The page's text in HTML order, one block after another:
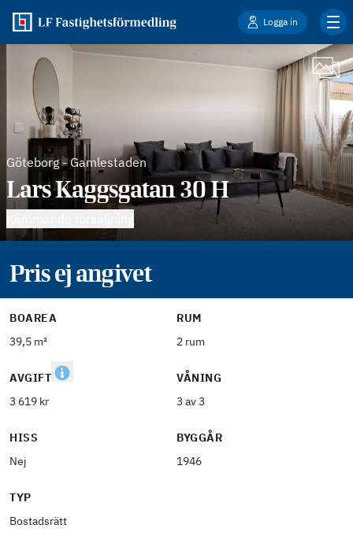
Logga in
Göteborg- Gamlestaden
Lars Kaggsgatan 30 H
Pris ej angivet
BOAREA
39,5 m²
RUM
2 rum
AVGIFT
3 619 kr
VÅNING
3 av 3
HISS
Nej
BYGGÅR
1946
TYP
Bostadsrätt